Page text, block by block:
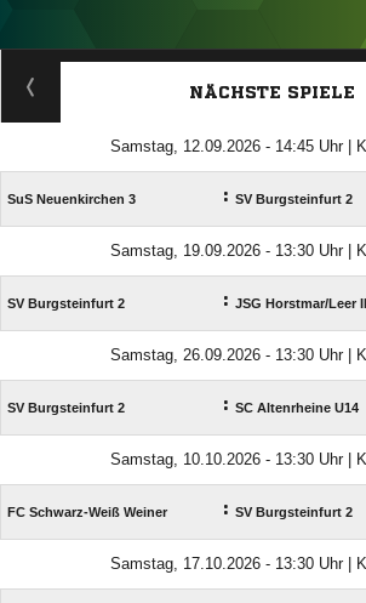
ANZEIGE
NÄCHSTE SPIELE
Samstag, 12.09.2026 - 14:45 Uhr |
SuS Neuenkirchen 3 : SV Burgsteinfurt 2
Samstag, 19.09.2026 - 13:30 Uhr |
SV Burgsteinfurt 2 : JSG Horstmar/​Leer II
Samstag, 26.09.2026 - 13:30 Uhr |
SV Burgsteinfurt 2 : SC Altenrheine U14
Samstag, 10.10.2026 - 13:30 Uhr |
FC Schwarz-Weiß Weiner : SV Burgsteinfurt 2
Samstag, 17.10.2026 - 13:30 Uhr |